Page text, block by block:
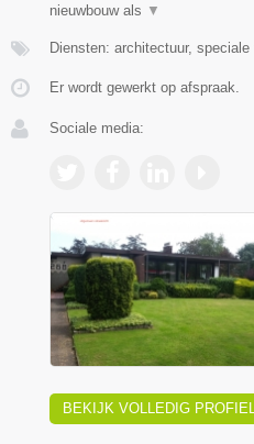
nieuwbouw als ▼
Diensten: architectuur,
Er wordt gewerkt op afspraak.
Sociale media:
BEKIJK VOLLEDIG